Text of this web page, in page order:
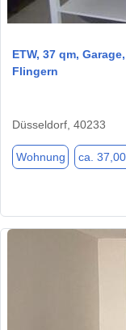
ETW, 37 qm,
Flingern
Düsseldorf, 40233
Wohnung ca.